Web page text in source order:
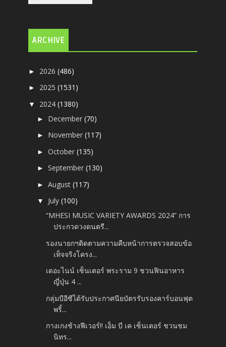
ARCHIVE
► 2026(486)
► 2025(1531)
▼ 2024(1380)
► December(70)
► November(117)
►October(135)
►September(130)
►August(117)
▼ July(100)
“MHESI MUSIC VARIETY AWARDS 2024” การ
ประกวดวงดนตรี...
รองนายกฯติดตามความคืบหน้าการตรวจสอบข้อ
เท็จจริงโครง...
เดอะไนน์ เซ็นเตอร์ พระราม 9 ชวนฟินอาหาร
ญี่ปุ่น 4 ...
กลุ่มบีอีซีได้รับประกาศนียบัตรรับรองคาร์บอนฟุต
พริ้...
กางเกงช้างฟีเวอร์!! เอ็ม บี เค เซ็นเตอร์ ชวนชม
นิทร...